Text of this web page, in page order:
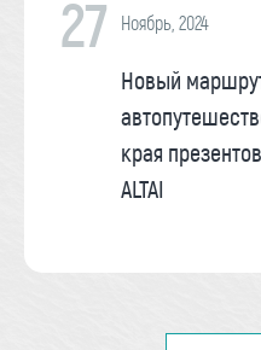
27 Ноябрь, 2024
Новый
края
ALTAI